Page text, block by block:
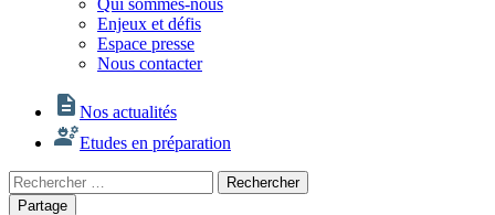
Qui sommes-nous
Enjeux et défis
Espace presse
Nous contacter
Nos actualités
Etudes en préparation
Rechercher
:
Rechercher
Partage